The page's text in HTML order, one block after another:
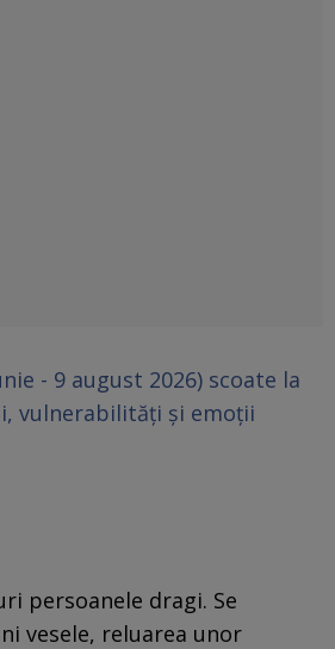
- 9 august 2026) scoate la
vulnerabilități și emoții
persoanele dragi. Se
vesele, reluarea unor